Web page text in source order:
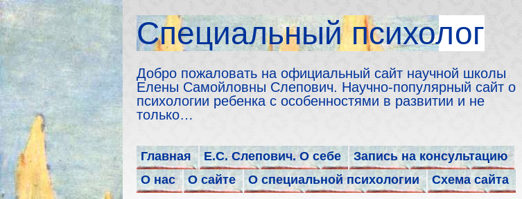
Cпециальный психолог
Добро пожаловать на официальный сайт научной школы
Елены Самойловны Слепович. Научно-популярный сайт о
психологии ребенка с особенностями в развитии и не
только…
Главная Е.С. Слепович. О себе
Запись на консультацию
О нас
О сайте О специальной психологии Схема сайта